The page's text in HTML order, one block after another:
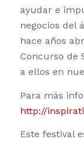
ayudar e
negocios del
hace años
Concurso de
a ellos en
Para más
http://
Este festival